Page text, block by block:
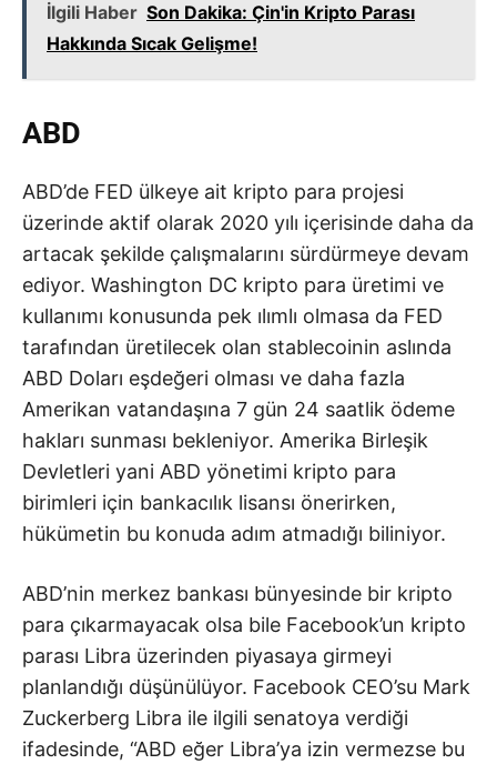
İlgili Haber Son Dakika: Çin'in Kripto Parası
Hakkında Sıcak Gelişme!
ABD
ABD’de FED ülkeye ait kripto para projesi
üzerinde aktif olarak 2020 yılı içerisinde daha da
artacak şekilde çalışmalarını sürdürmeye devam
ediyor. Washington DC kripto para üretimi ve
kullanımı konusunda pek ılımlı olmasa da FED
tarafından üretilecek olan stablecoinin aslında
ABD Doları eşdeğeri olması ve daha fazla
Amerikan vatandaşına 7 gün 24 saatlik ödeme
hakları sunması bekleniyor. Amerika Birleşik
Devletleri yani ABD yönetimi kripto para
birimleri için bankacılık lisansı önerirken,
hükümetin bu konuda adım atmadığı biliniyor.
ABD’nin merkez bankası bünyesinde bir kripto
para çıkarmayacak olsa bile Facebook’un kripto
parası Libra üzerinden piyasaya girmeyi
planlandığı düşünülüyor. Facebook CEO’su Mark
Zuckerberg Libra ile ilgili senatoya verdiği
ifadesinde, “ABD eğer Libra’ya izin vermezse bu